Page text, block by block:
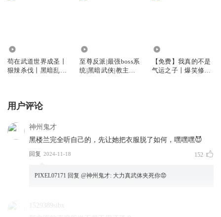
苟在武道世界成圣丨
狠辣杀伐丨黑暗乱世
至尊反派|最强boss系
统|黑暗武侠|教主大
【免费】我真的不是
气运之子丨爆笑修仙
用户评论
神州鬼才
黑楼兰完全听自己的，先让她把衣服脱了如何，嘿嘿嘿😈
回复 2024-11-18 152
PIXEL07171 回复 @神州鬼才: 大力真武体夹死你😡
1529389sibx